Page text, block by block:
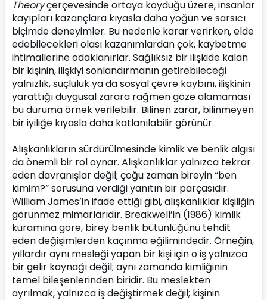
Theory çerçevesinde ortaya koyduğu üzere, insanlar
kayıpları kazançlara kıyasla daha yoğun ve sarsıcı
biçimde deneyimler. Bu nedenle karar verirken, elde
edebilecekleri olası kazanımlardan çok, kaybetme
ihtimallerine odaklanırlar. Sağlıksız bir ilişkide kalan
bir kişinin, ilişkiyi sonlandırmanın getirebileceği
yalnızlık, suçluluk ya da sosyal çevre kaybını, ilişkinin
yarattığı duygusal zarara rağmen göze alamaması
bu duruma örnek verilebilir. Bilinen zarar, bilinmeyen
bir iyiliğe kıyasla daha katlanılabilir görünür.
Alışkanlıkların sürdürülmesinde kimlik ve benlik algısı
da önemli bir rol oynar. Alışkanlıklar yalnızca tekrar
eden davranışlar değil; çoğu zaman bireyin “ben
kimim?” sorusuna verdiği yanıtın bir parçasıdır.
William James’in ifade ettiği gibi, alışkanlıklar kişiliğin
görünmez mimarlarıdır. Breakwell’in (1986) kimlik
kuramına göre, birey benlik bütünlüğünü tehdit
eden değişimlerden kaçınma eğilimindedir. Örneğin,
yıllardır aynı mesleği yapan bir kişi için o iş yalnızca
bir gelir kaynağı değil; aynı zamanda kimliğinin
temel bileşenlerinden biridir. Bu meslekten
ayrılmak, yalnızca iş değiştirmek değil; kişinin